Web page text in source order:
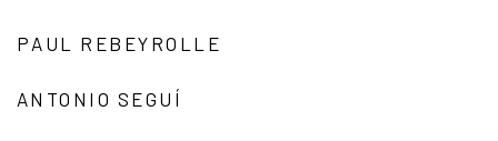
PAUL REBEYROLLE
ANTONIO SEGUÍ